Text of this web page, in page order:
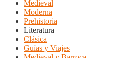
Medieval
Moderna
Prehistoria
Literatura
Clásica
Guías y Viajes